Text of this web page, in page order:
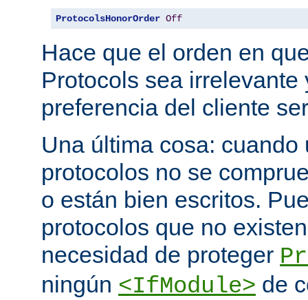
ProtocolsHonorOrder Off
Hace que el orden en
Protocols sea irrelevante
preferencia del cliente
Una última cosa:
protocolos no se
o están bien escritos.
protocolos que no
necesidad de proteger
ningún <IfModule> de